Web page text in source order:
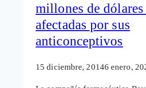
millones de
afectadas por sus
anticonceptivos
15 diciembre, 20146 enero,